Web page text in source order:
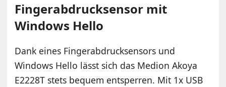
Fingerabdrucksensor mit
Windows Hello
Dank eines Fingerabdrucksensors und
Windows Hello lässt sich das Medion Akoya
E2228T stets bequem entsperren. Mit 1x USB